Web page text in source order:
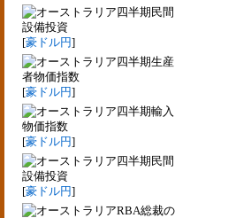
四半期民間
設備投資
[豪ドル円]
四半期生産
者物価指数
[豪ドル円]
四半期輸入
物価指数
[豪ドル円]
四半期民間
設備投資
[豪ドル円]
RBA総裁の